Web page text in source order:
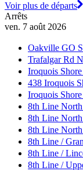
Voir plus de départs
Arrêts
ven. 7 août 2026
Oakville GO
Trafalgar Rd
Iroquois
438 Iroquois
Iroquois
8th Line
8th Line
8th Line
8th Line /
8th Line /
8th Line /